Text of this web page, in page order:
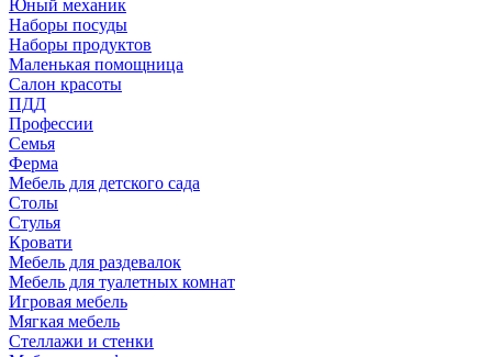
Юный механик
Наборы посуды
Наборы продуктов
Маленькая помощница
Салон красоты
ПДД
Профессии
Семья
Ферма
Мебель для детского сада
Столы
Cтулья
Кровати
Мебель для раздевалок
Мебель для туалетных комнат
Игровая мебель
Мягкая мебель
Стеллажи и стенки